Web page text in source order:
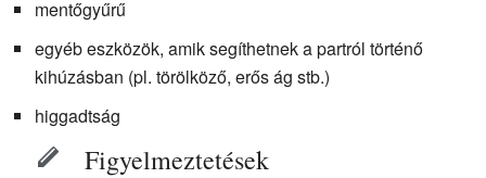
mentőgyűrű
egyéb eszközök, amik segíthetnek a partról történő
kihúzásban (pl. törölköző, erős ág stb.)
higgadtság
Figyelmeztetések